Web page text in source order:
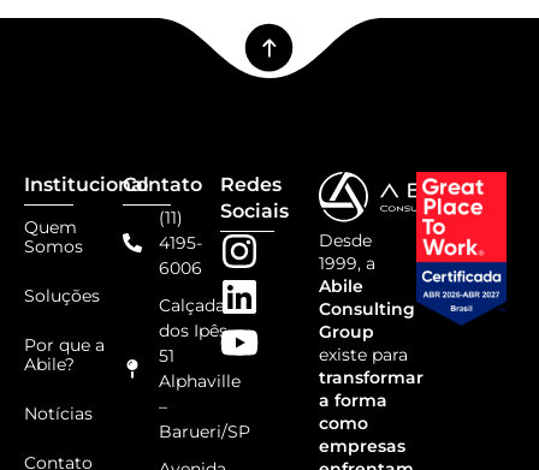
Desde
1999, a
Abile
Consulting
Group
existe para
transformar
a forma
como
empresas
Institucional
Quem
Somos
Soluções
Por que a
Abile?
Notícias
Contato
Contato
(11)
4195-
6006
Calçada
dos Ipês,
51
Alphaville
–
Barueri/SP
Redes
Sociais